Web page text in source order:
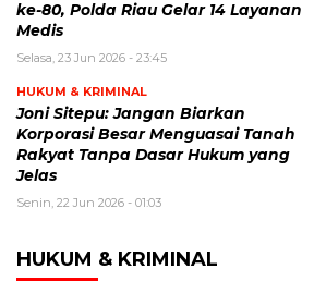
ke-80, Polda Riau Gelar 14 Layanan
Medis
Selasa, 23 Jun 2026 - 23:45
HUKUM & KRIMINAL
Joni Sitepu: Jangan Biarkan
Korporasi Besar Menguasai Tanah
Rakyat Tanpa Dasar Hukum yang
Jelas
Senin, 22 Jun 2026 - 01:03
HUKUM & KRIMINAL